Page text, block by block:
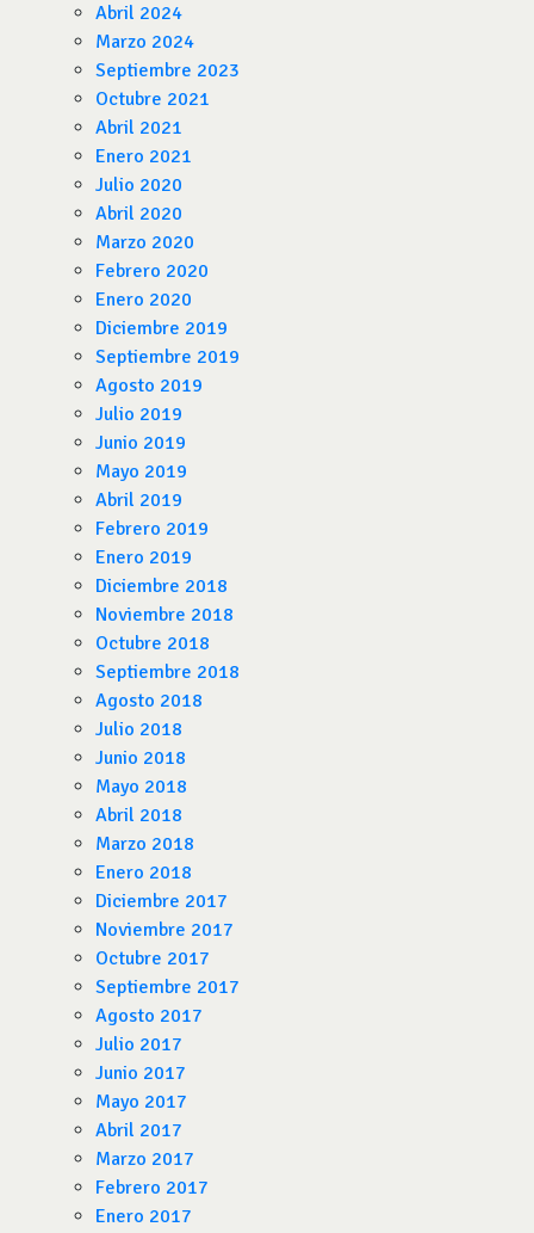
Abril 2024
Marzo 2024
Septiembre 2023
Octubre 2021
Abril 2021
Enero 2021
Julio 2020
Abril 2020
Marzo 2020
Febrero 2020
Enero 2020
Diciembre 2019
Septiembre 2019
Agosto 2019
Julio 2019
Junio 2019
Mayo 2019
Abril 2019
Febrero 2019
Enero 2019
Diciembre 2018
Noviembre 2018
Octubre 2018
Septiembre 2018
Agosto 2018
Julio 2018
Junio 2018
Mayo 2018
Abril 2018
Marzo 2018
Enero 2018
Diciembre 2017
Noviembre 2017
Octubre 2017
Septiembre 2017
Agosto 2017
Julio 2017
Junio 2017
Mayo 2017
Abril 2017
Marzo 2017
Febrero 2017
Enero 2017